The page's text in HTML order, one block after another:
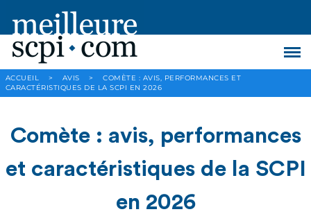
ACCUEIL > AVIS >
COMÈTE : AVIS, PERFORMANCES ET
CARACTÉRISTIQUES DE LA SCPI EN 2026
Comète : avis, performances
et caractéristiques de la SCPI
en 2026